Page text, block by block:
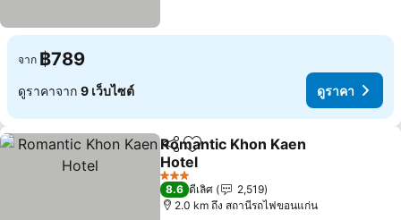
จาก ฿789
ดูราคาจาก 9 เว็บไซต์ ดูราคา
แชร์ เพิ่มในรายการโปรด
Romantic Khon Kaen
Hotel
3 ดาว
8.6 ดีเลิศ
2,519
2.0 km ถึง สถานีรถไฟขอนแก่น